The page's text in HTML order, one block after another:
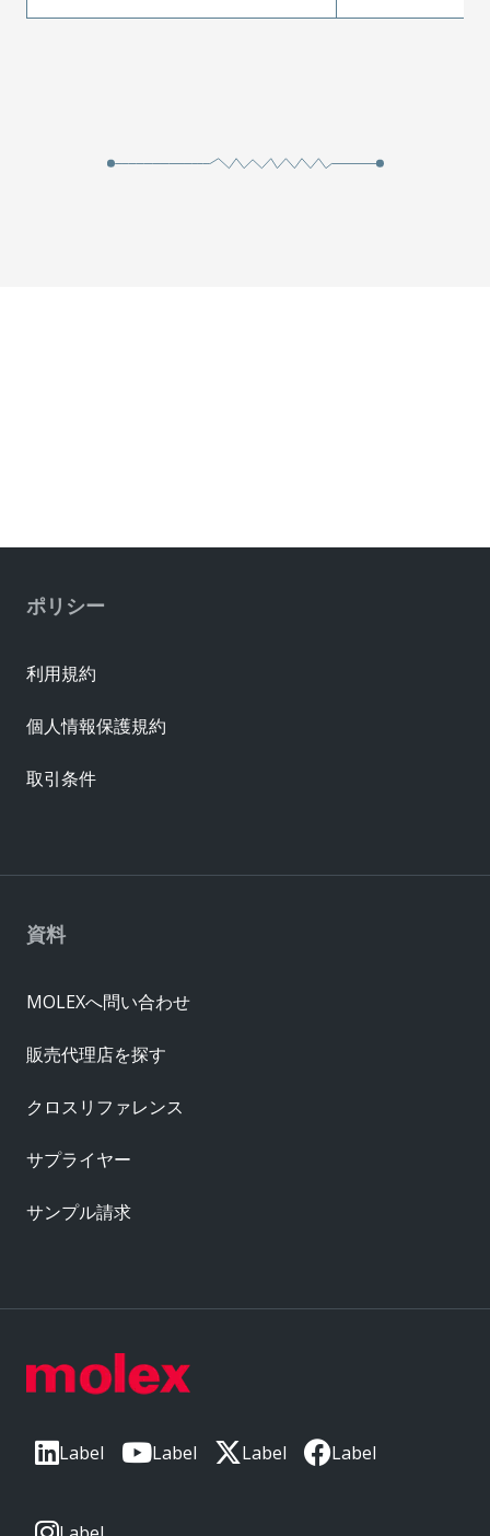
Label Label Label Label
資料
MOLEXへ問い合わせ
販売代理店を探す
クロスリファレンス
サプライヤー
サンプル請求
ポリシー
利用規約
個人情報保護規約
取引条件